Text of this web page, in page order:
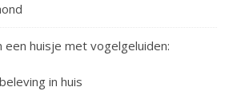
een huisje met vogelgeluiden:
in huis